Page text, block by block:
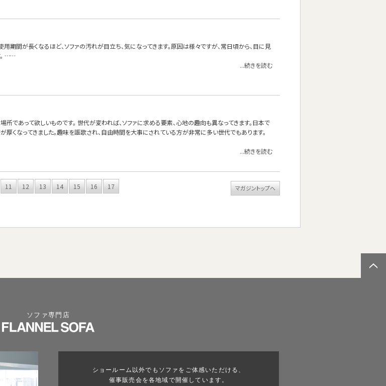
期間が長くなるほど、ソファの汚れが目立ち、気になってきます。原因は様々ですが、常日頃から、目に見
。 ……
...続きを読む
所であって欲しいものです。 世代が変われば、ソファに求める要素、心地の趣向も異なってきます。日本で
厚くなってきました。趣味を謳歌され、自由時間を大事にされている方が非常に多い世代でもあります。
...続きを読む
11 12 13 14 15 16
17
マガジントップへ
ソファ専門店
ショールーム以外でもソファをご体感いただける、
催事販売会を各地域で開催しています。